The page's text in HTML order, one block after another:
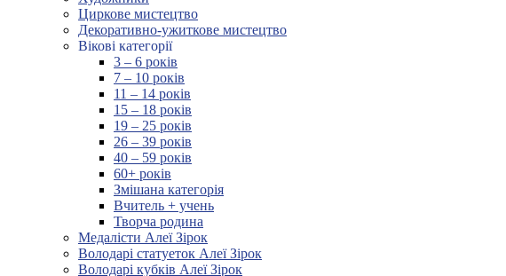
Циркове мистецтво
Декоративно-ужиткове мистецтво
Вікові категорії
3 – 6 років
7 – 10 років
11 – 14 років
15 – 18 років
19 – 25 років
26 – 39 років
40 – 59 років
60+ років
Змішана категорія
Вчитель + учень
Творча родина
Медалісти Алеї Зірок
Володарі статуеток Алеї Зірок
Володарі кубків Алеї Зірок